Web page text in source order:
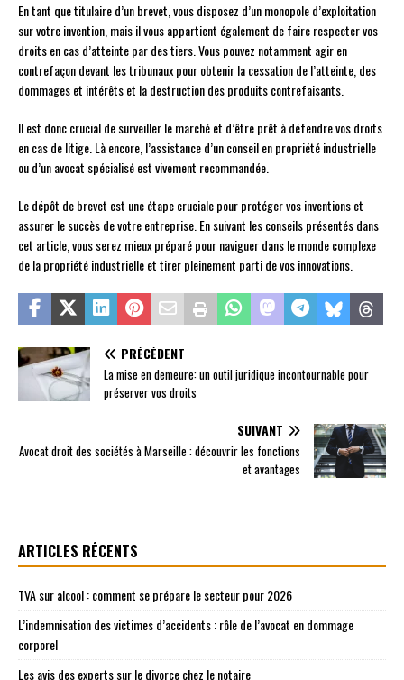
En tant que titulaire d’un brevet, vous disposez d’un monopole d’exploitation
sur votre invention, mais il vous appartient également de faire respecter vos
droits en cas d’atteinte par des tiers. Vous pouvez notamment agir en
contrefaçon devant les tribunaux pour obtenir la cessation de l’atteinte, des
dommages et intérêts et la destruction des produits contrefaisants.
Il est donc crucial de surveiller le marché et d’être prêt à défendre vos droits
en cas de litige. Là encore, l’assistance d’un conseil en propriété industrielle
ou d’un avocat spécialisé est vivement recommandée.
Le dépôt de brevet est une étape cruciale pour protéger vos inventions et
assurer le succès de votre entreprise. En suivant les conseils présentés dans
cet article, vous serez mieux préparé pour naviguer dans le monde complexe
de la propriété industrielle et tirer pleinement parti de vos innovations.
PRÉCÉDENT
La mise en demeure: un outil juridique incontournable pour
préserver vos droits
SUIVANT
Avocat droit des sociétés à Marseille : découvrir les fonctions
et avantages
ARTICLES RÉCENTS
TVA sur alcool : comment se prépare le secteur pour 2026
L’indemnisation des victimes d’accidents : rôle de l’avocat en dommage
corporel
Les avis des experts sur le divorce chez le notaire